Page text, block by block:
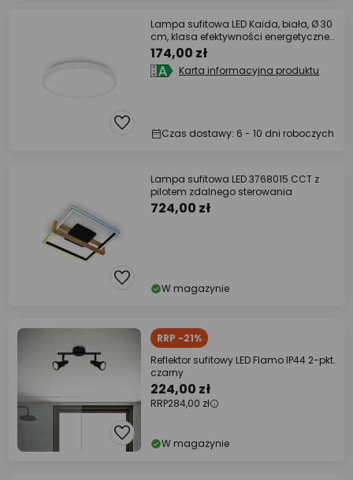
Lampa sufitowa LED Kaida, biała, Ø 30
cm, klasa efektywności energetycznej
A,
174,00 zł
Karta informacyjna produktu
Czas dostawy: 6 - 10 dni roboczych
Lampa sufitowa LED 3768015 CCT z
pilotem zdalnego sterowania
724,00 zł
W magazynie
RRP -21%
Reflektor sufitowy LED Flamo IP44 2-pkt.
czarny
224,00 zł
RRP284,00 zł
W magazynie